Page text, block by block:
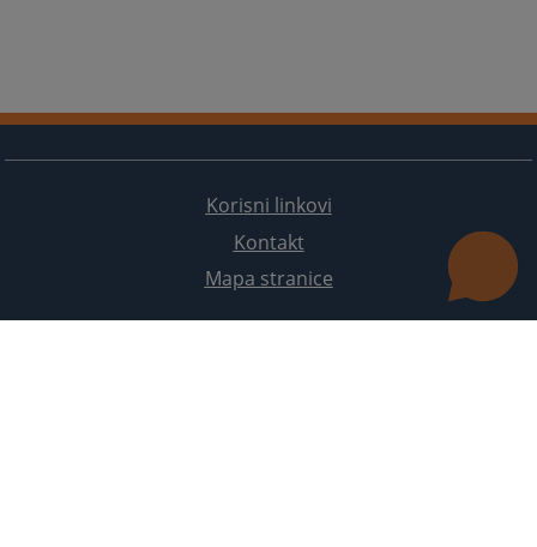
Korisni linkovi
Kontakt
Mapa stranice